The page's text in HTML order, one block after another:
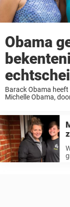
Obama
Barack Obama
Michelle Obama,